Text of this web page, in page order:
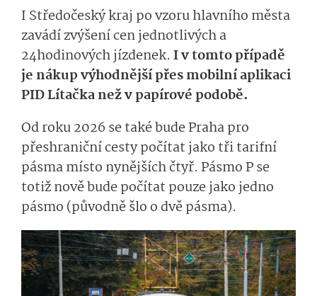
I Středočeský kraj po vzoru hlavního města
zavádí zvýšení cen jednotlivých a
24hodinových jízdenek. I v tomto případě
je nákup výhodnější přes mobilní aplikaci
PID Lítačka než v papírové podobě.
Od roku 2026 se také bude Praha pro
přeshraniční cesty počítat jako tři tarifní
pásma místo nynějších čtyř. Pásmo P se
totiž nově bude počítat pouze jako jedno
pásmo (původně šlo o dvě pásma).